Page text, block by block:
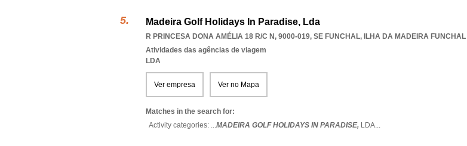
Madeira Golf Holidays In Paradise, Lda
R PRINCESA DONA AMÉLIA 18 R/C N, 9000-019, SE FUNCHAL, ILHA DA MADEIRA FUNCHAL
Atividades das agências de viagem
LDA
Ver empresa Ver no Mapa
Matches in the search for:
Activity categories: ...MADEIRA GOLF HOLIDAYS IN PARADISE, LDA...